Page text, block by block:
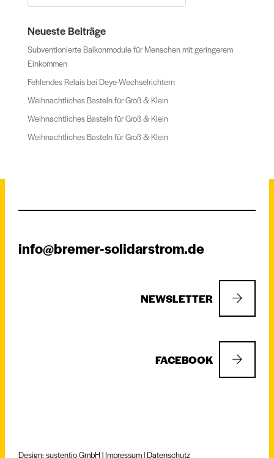
Neueste Beiträge
Subventionierte Balkonmodule für Menschen mit geringerem
Einkommen
Fehlendes Relais bei Deye-Wechselrichtern
Weihnachtliches Basteln für Groß & Klein
Weihnachtliches Basteln für Groß & Klein
Weihnachtliches Basteln für Groß & Klein
info@bremer-solidarstrom.de
NEWSLETTER
FACEBOOK
Design: sustentio GmbH |Impressum|Datenschutz